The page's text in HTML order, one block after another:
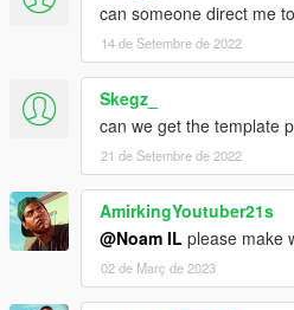
can someone direct me
14 de Setembre de 2022
Skegz_
can we get the template
21 de Setembre de 2022
AmirkingYoutuber21s
@Noam IL please make
02 de Març de 2023